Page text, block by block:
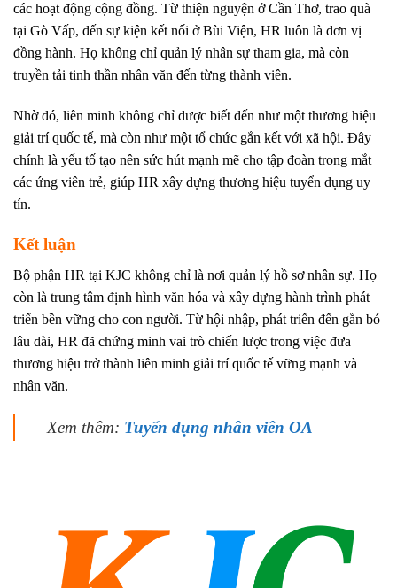
các hoạt động cộng đồng. Từ thiện nguyện ở Cần Thơ, trao quà
tại Gò Vấp, đến sự kiện kết nối ở Bùi Viện, HR luôn là đơn vị
đồng hành. Họ không chỉ quản lý nhân sự tham gia, mà còn
truyền tải tinh thần nhân văn đến từng thành viên.
Nhờ đó, liên minh không chỉ được biết đến như một thương hiệu
giải trí quốc tế, mà còn như một tổ chức gắn kết với xã hội. Đây
chính là yếu tố tạo nên sức hút mạnh mẽ cho tập đoàn trong mắt
các ứng viên trẻ, giúp HR xây dựng thương hiệu tuyển dụng uy
tín.
Kết luận
Bộ phận HR tại KJC không chỉ là nơi quản lý hồ sơ nhân sự. Họ
còn là trung tâm định hình văn hóa và xây dựng hành trình phát
triển bền vững cho con người. Từ hội nhập, phát triển đến gắn bó
lâu dài, HR đã chứng minh vai trò chiến lược trong việc đưa
thương hiệu trở thành liên minh giải trí quốc tế vững mạnh và
nhân văn.
Xem thêm: Tuyển dụng nhân viên OA